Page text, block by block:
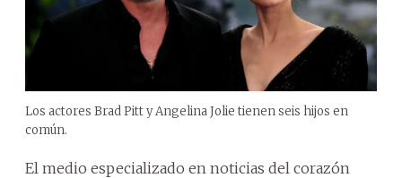
Los actores Brad Pitt y Angelina Jolie tienen seis hijos en
común.
El medio especializado en noticias del corazón